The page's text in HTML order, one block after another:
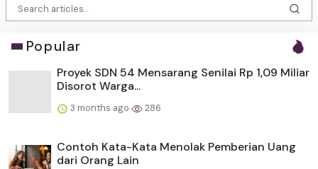
Popular
Proyek SDN 54 Mensarang Senilai Rp 1,09 Miliar
Disorot Warga...
3 months ago 286
Contoh Kata-Kata Menolak Pemberian Uang
dari Orang Lain